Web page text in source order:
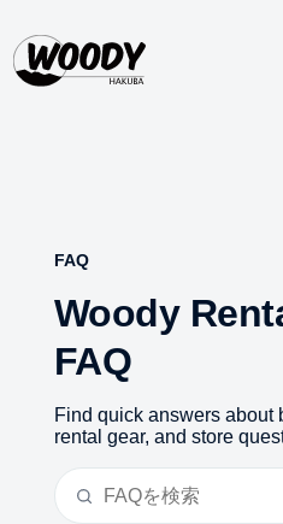
FAQ
Woody
FAQ
Find quick answers about
rental gear, and store